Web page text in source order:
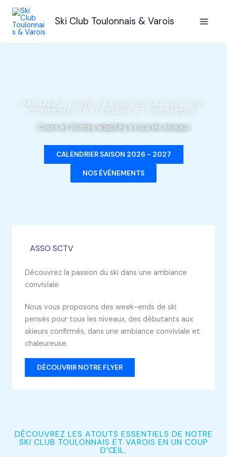
Aller
contenu
Ski Club Toulonnais & Varois
PARTAGEZ VOTRE PASSION DU SKI AVEC UNE
COMMUNAUTÉ SOLIDAIRE ET DYNAMIQUE.
Cours et Sorties adaptés à tous les niveaux
CALENDRIER SAISON 2026 - 2027
NOS ÉVÉNEMENTS
ASSO SCTV
Découvrez la passion du ski dans une ambiance
conviviale
Nous vous proposons des week-ends de ski
pensés pour tous les niveaux, des débutants aux
skieurs confirmés, dans une ambiance conviviale et
chaleureuse.
DÉCOUVRIR NOTRE FLYER
DÉCOUVREZ LES ATOUTS ESSENTIELS DE NOTRE
SKI CLUB TOULONNAIS ET VAROIS EN UN COUP
D’ŒIL.